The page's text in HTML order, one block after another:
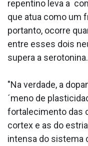
repentino leva a
que atua como um
portanto, ocorre
entre esses dois
supera a serotonina.
"Na verdade, a
´meno de
fortalecimento das
cortex e as do
intensa do sistema